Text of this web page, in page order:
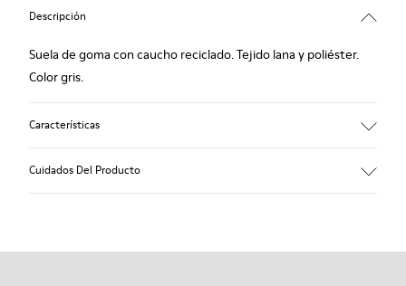
Descripción
Suela de goma con caucho reciclado. Tejido lana y poliéster.
Color gris.
Características
Cuidados Del Producto
Nuestros zapatos se han fabricado con materiales de primera